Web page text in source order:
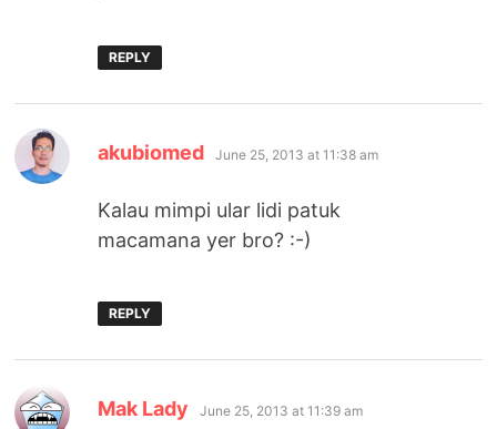
REPLY
akubiomed says:
June 25, 2013 at 11:38 am
Kalau mimpi ular lidi patuk
macamana yer bro? :-)
REPLY
Mak Lady says:
June 25, 2013 at 11:39 am